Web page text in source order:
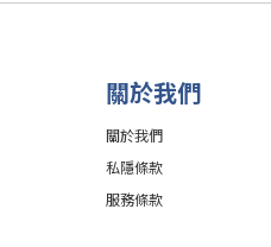
關於我們
關於我們
私隱條款
服務條款